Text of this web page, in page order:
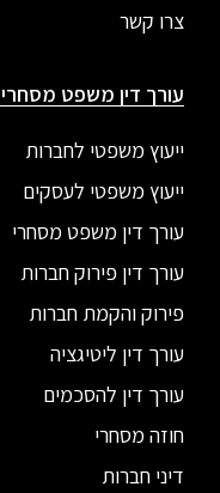
צרו קשר
עורך דין משפט מסחרי
ייעוץ משפטי לחברות
ייעוץ משפטי לעסקים
עורך דין משפט מסחרי
עורך דין פירוק חברות
פירוק והקמת חברות
עורך דין ליטיגציה
עורך דין להסכמים
חוזה מסחרי
דיני חברות